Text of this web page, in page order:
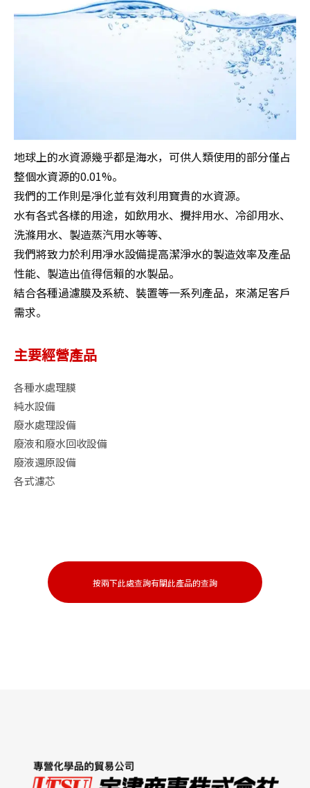
地球上的水資源幾乎都是海水，可供人類使用的部分僅占
整個水資源的0.01%。
我們的工作則是凈化並有效利用寶貴的水資源。
水有各式各樣的用途，如飲用水、攪拌用水、冷卻用水、
洗滌用水、製造蒸汽用水等等、
我們將致力於利用凈水設備提高潔淨水的製造效率及產品
性能、製造出值得信賴的水製品。
結合各種過濾膜及系統、裝置等一系列產品，來滿足客戶
需求。
主要經營產品
各種水處理膜
純水設備
廢水處理設備
廢液和廢水回收設備
廢液還原設備
各式濾芯
按兩下此處查詢有關此產品的查詢